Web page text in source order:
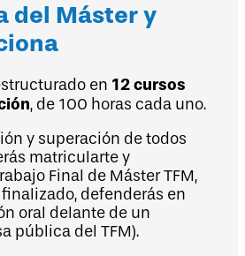
del Máster y
en 12 cursos
, de 100 horas cada uno.
y superación de todos
matricularte y
Final de Máster TFM,
defenderás en
oral delante de un
pública del TFM).